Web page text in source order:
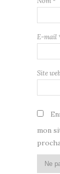
E-mail
Site web
mon